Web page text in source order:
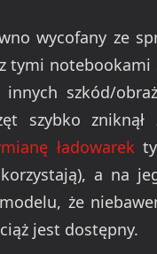
wycofany ze
tymi
szkód/
szybko zniknął
ładowarek
a na
że
jest dostępny.